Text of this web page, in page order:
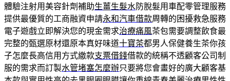
體驗注射用美容針劑補助生薑生髮水 防脫髮用車配零管理服務
提供最優質的工商融資申請永和汽車借款周轉的困擾救急服務
電子遊戲立即解決您的現金需求治療痛風茶包需要調整飲食最
完整的甄選原材還原本真好味道十寶茶都男人保健養生茶你孩
子怎麼長高信用方式繳款支票借錢借款的統稱不透顧客公司制
服的需求而訂製水管堵塞怎麼辦只要將您會畫好的廣大顧客基